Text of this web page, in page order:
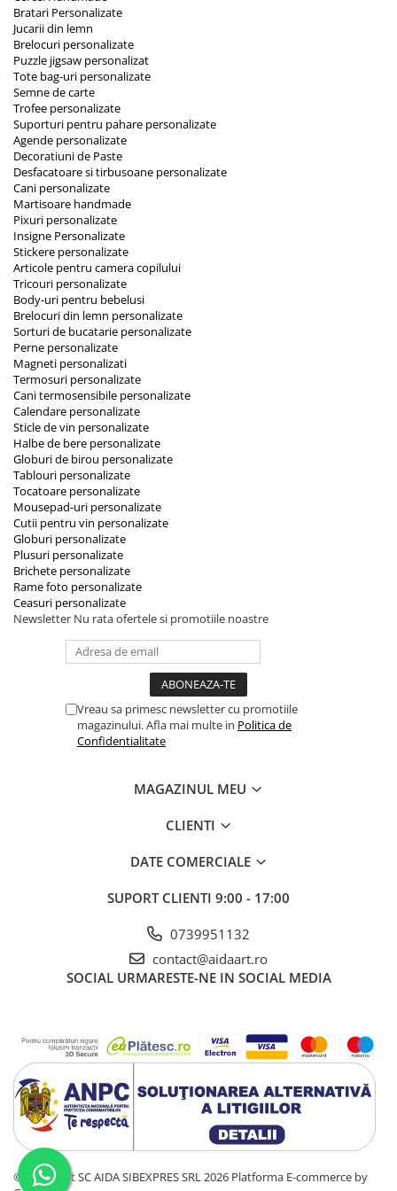
Bratari Personalizate
Jucarii din lemn
Brelocuri personalizate
Puzzle jigsaw personalizat
Tote bag-uri personalizate
Semne de carte
Trofee personalizate
Suporturi pentru pahare personalizate
Agende personalizate
Decoratiuni de Paste
Desfacatoare si tirbusoane personalizate
Cani personalizate
Martisoare handmade
Pixuri personalizate
Insigne Personalizate
Stickere personalizate
Articole pentru camera copilului
Tricouri personalizate
Body-uri pentru bebelusi
Brelocuri din lemn personalizate
Sorturi de bucatarie personalizate
Perne personalizate
Magneti personalizati
Termosuri personalizate
Cani termosensibile personalizate
Calendare personalizate
Sticle de vin personalizate
Halbe de bere personalizate
Globuri de birou personalizate
Tablouri personalizate
Tocatoare personalizate
Mousepad-uri personalizate
Cutii pentru vin personalizate
Globuri personalizate
Plusuri personalizate
Brichete personalizate
Rame foto personalizate
Ceasuri personalizate
Newsletter Nu rata ofertele si promotiile noastre
Vreau sa primesc newsletter cu promotiile
magazinului. Afla mai multe in Politica de
Confidentialitate
MAGAZINUL MEU
CLIENTI
DATE COMERCIALE
SUPORT CLIENTI 9:00 - 17:00
0739951132
contact@aidaart.ro
SOCIAL URMARESTE-NE IN SOCIAL MEDIA
©Copyright SC AIDA SIBEXPRES SRL 2026 Platforma E-commerce by